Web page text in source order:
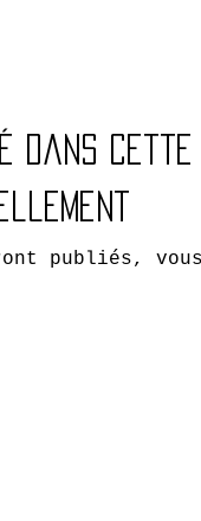
dans cette
publiés,